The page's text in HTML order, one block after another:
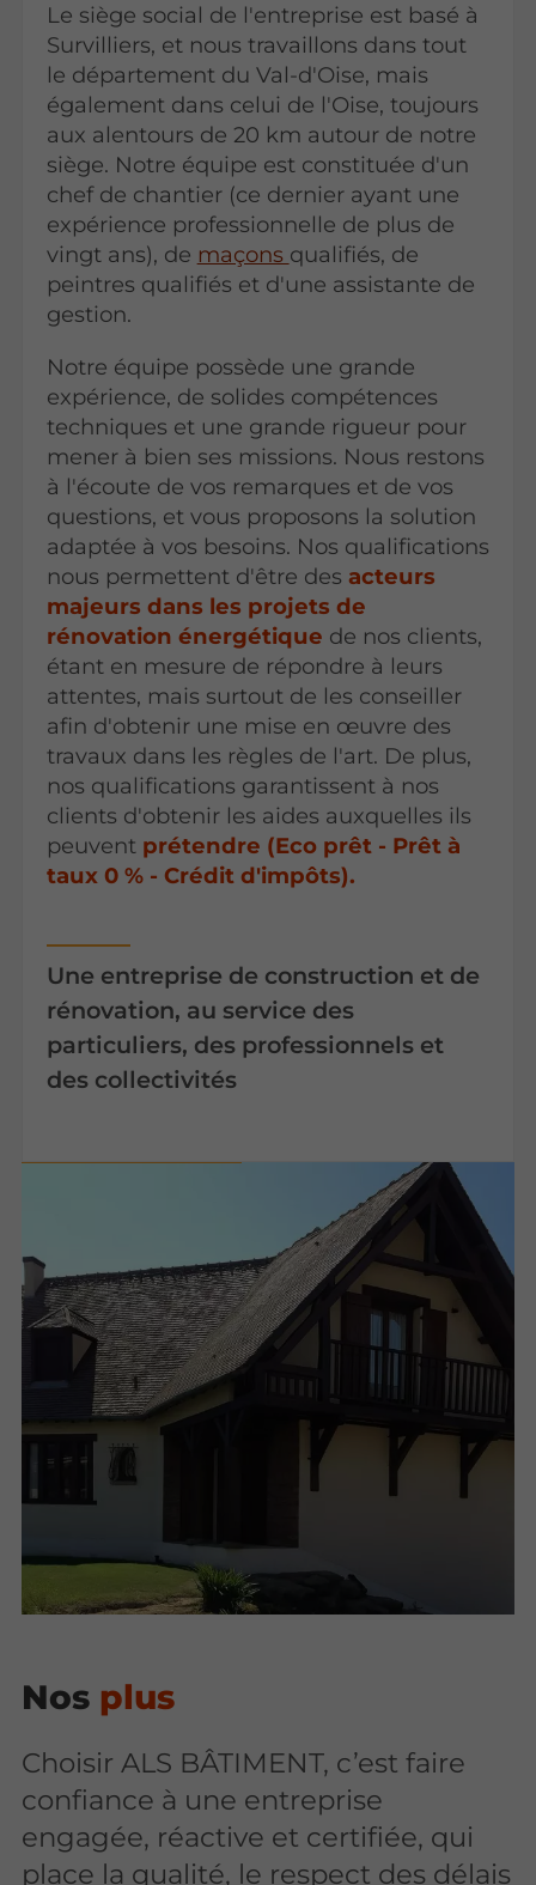
Le siège social de l'entreprise est basé à
Survilliers, et nous travaillons dans tout
le département du Val-d'Oise, mais
également dans celui de l'Oise, toujours
aux alentours de 20 km autour de notre
siège. Notre équipe est constituée d'un
chef de chantier (ce dernier ayant une
expérience professionnelle de plus de
vingt ans), de maçons qualifiés, de
peintres qualifiés et d'une assistante de
gestion.
Notre équipe possède une grande
expérience, de solides compétences
techniques et une grande rigueur pour
mener à bien ses missions. Nous restons
à l'écoute de vos remarques et de vos
questions, et vous proposons la solution
adaptée à vos besoins. Nos qualifications
nous permettent d'être des acteurs
majeurs dans les projets de
rénovation énergétique de nos clients,
étant en mesure de répondre à leurs
attentes, mais surtout de les conseiller
afin d'obtenir une mise en œuvre des
travaux dans les règles de l'art. De plus,
nos qualifications garantissent à nos
clients d'obtenir les aides auxquelles ils
peuvent prétendre (Eco prêt - Prêt à
taux 0 % - Crédit d'impôts).
Une entreprise de construction et de
rénovation, au service des
particuliers, des professionnels et
des collectivités
Nos plus
Choisir ALS BÂTIMENT, c’est faire
confiance à une entreprise
engagée, réactive et certifiée, qui
place la qualité, le respect des délais